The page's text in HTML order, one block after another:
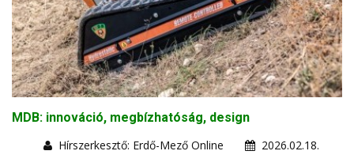
MDB: innováció, megbízhatóság, design
Hírszerkesztő: Erdő-Mező Online
2026.02.18.